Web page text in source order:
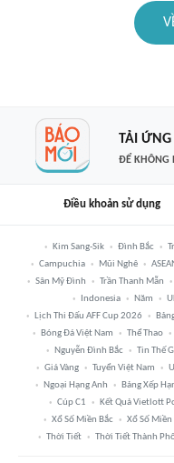
TẢI
ĐỂ KHÔNG
Điều khoản sử dụng
Kim Sang-Sik Đình Bắc
Campuchia
Mũi Nghê
Sân Mỹ Đình
Trần Thanh Mẫn
Indonesia
Năm
Lịch Thi Đấu AFF Cup 2026
Bóng Đá Việt Nam
Thể Thao
Nguyễn Đình Bắc
Tin Thế
Giá Vàng
Tuyển Việt Nam
Ngoại Hạng Anh
Bảng Xếp
Cúp C1
Kết Quả Vietlott
Xổ Số Miền Bắc
Xổ Số Miền
Thời Tiết
Thời Tiết Thành